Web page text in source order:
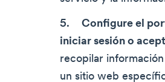
Configure el
iniciar sesión o
recopilar
un sitio web